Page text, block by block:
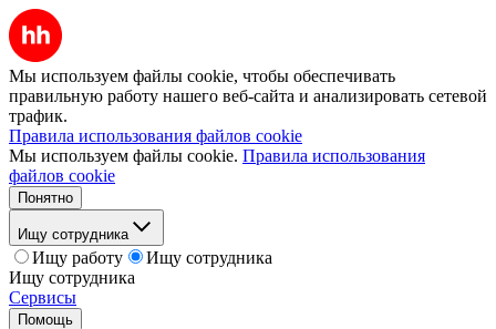
Мы используем файлы cookie, чтобы обеспечивать
правильную работу нашего веб-сайта и анализировать сетевой
трафик.
Правила использования файлов cookie
Мы используем файлы cookie. Правила использования
файлов cookie
Понятно
Ищу сотрудника
Ищу работу
Ищу сотрудника
Ищу сотрудника
Сервисы
Помощь